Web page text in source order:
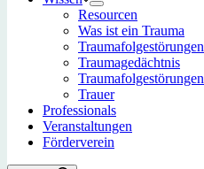
Resourcen
Was ist ein Trauma
Traumafolgestörungen
Traumagedächtnis
Traumafolgestörungen
Trauer
Professionals
Veranstaltungen
Förderverein